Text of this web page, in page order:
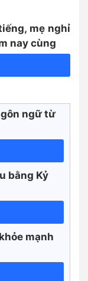
mẹ nghỉ
nay cùng
ngữ từ
bằng Kỷ
mạnh